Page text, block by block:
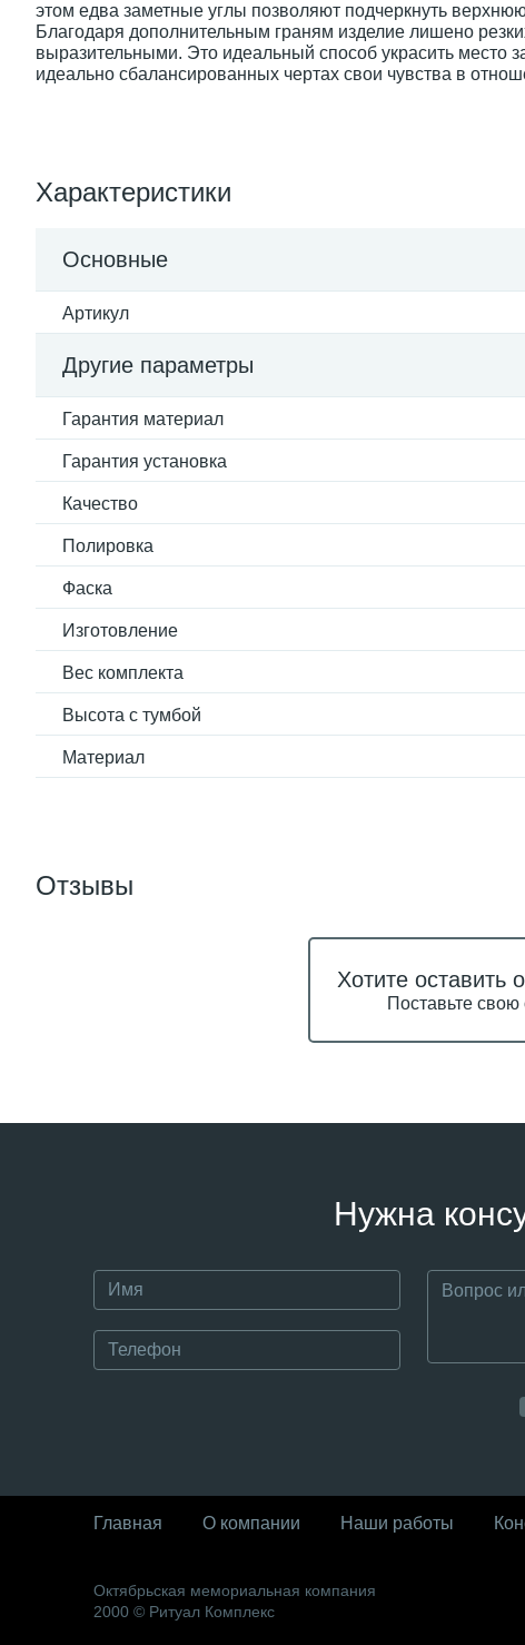
этом едва заметные углы позволяют подчеркнуть
Благодаря дополнительным граням изделие лишено
выразительными. Это идеальный способ украсить место
идеально сбалансированных чертах свои чувства в
Характеристики
Основные
Артикул
Другие параметры
Гарантия материал
Гарантия установка
Качество
Полировка
Фаска
Изготовление
Вес комплекта
Высота с тумбой
Материал
Отзывы
Хотите оставить
Поставьте свою
Нужна
Главная О компании Наши работы
Октябрьская мемориальная компания
2000 © Ритуал Комплекс